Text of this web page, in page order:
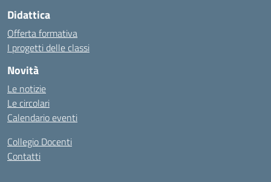
Didattica
Offerta formativa
I progetti delle classi
Novità
Le notizie
Le circolari
Calendario eventi
Collegio Docenti
Contatti